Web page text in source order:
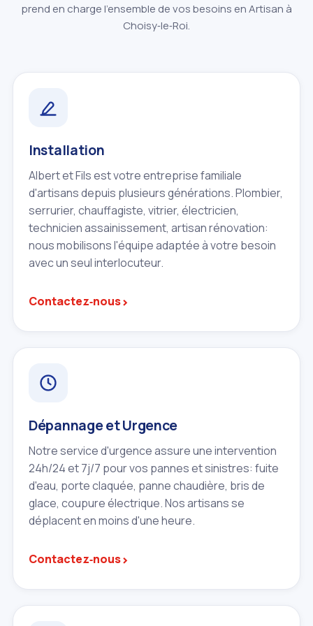
prend en charge l'ensemble de vos besoins en Artisan à
Choisy‑le‑Roi.
Installation
Albert et Fils est votre entreprise familiale
d'artisans depuis plusieurs générations. Plombier,
serrurier, chauffagiste, vitrier, électricien,
technicien assainissement, artisan rénovation:
nous mobilisons l'équipe adaptée à votre besoin
avec un seul interlocuteur.
Contactez‑nous›
Dépannage et Urgence
Notre service d'urgence assure une intervention
24h/24 et 7j/7 pour vos pannes et sinistres: fuite
d'eau, porte claquée, panne chaudière, bris de
glace, coupure électrique. Nos artisans se
déplacent en moins d'une heure.
Contactez‑nous›